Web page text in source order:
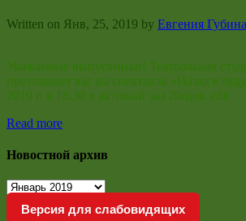
Written on Янв, 25, 2019 by Евгения Губина
Уважаемые выпускники! Театральная
приглашает вас на спектакль «Назад в
2019 г. в 18.30 в актовый зал Лицея. edit
Read more
Новостной архив
Новостной
архив
Версия для слабовидящих